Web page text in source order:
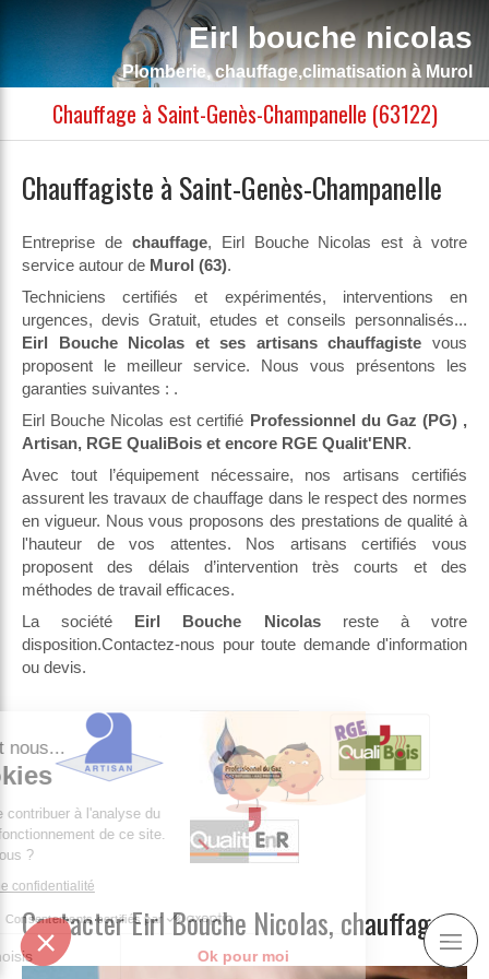
Eirl bouche nicolas
Plomberie, chauffage,climatisation à Murol
Chauffage à Saint-Genès-Champanelle (63122)
Chauffagiste à Saint-Genès-Champanelle
Entreprise de chauffage, Eirl Bouche Nicolas est à votre
service autour de Murol (63).
Techniciens certifiés et expérimentés, interventions en
urgences, devis Gratuit, etudes et conseils personnalisés...
Eirl Bouche Nicolas et ses artisans chauffagiste vous
proposent le meilleur service. Nous vous présentons les
garanties suivantes : .
Eirl Bouche Nicolas est certifié Professionnel du Gaz (PG) ,
Artisan, RGE QualiBois et encore RGE Qualit'ENR.
Avec tout l’équipement nécessaire, nos artisans certifiés
assurent les travaux de chauffage dans le respect des normes
en vigueur. Nous vous proposons des prestations de qualité à
l'hauteur de vos attentes. Nos artisans certifiés vous
proposent des délais d’intervention très courts et des
méthodes de travail efficaces.
La société Eirl Bouche Nicolasreste à votre
disposition.Contactez-nous pour toute demande d'information
ou devis.
Contacter Eirl Bouche Nicolas, chauffage
c'est nous...
Cookies
est de contribuer à l'analyse du
au bon fonctionnement de ce site.
pour vous ?
de confidentialité
Consentements certifiés par
Je choisis Ok pour moi